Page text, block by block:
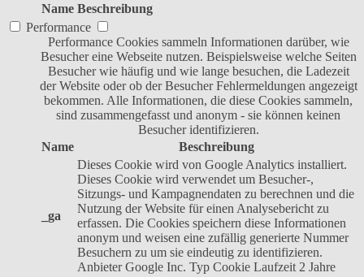
Name Beschreibung
Performance
Performance Cookies sammeln Informationen darüber, wie
Besucher eine Webseite nutzen. Beispielsweise welche Seiten
Besucher wie häufig und wie lange besuchen, die Ladezeit
der Website oder ob der Besucher Fehlermeldungen angezeigt
bekommen. Alle Informationen, die diese Cookies sammeln,
sind zusammengefasst und anonym - sie können keinen
Besucher identifizieren.
Name
Beschreibung
_ga
Dieses Cookie wird von Google Analytics installiert.
Dieses Cookie wird verwendet um Besucher-,
Sitzungs- und Kampagnendaten zu berechnen und die
Nutzung der Website für einen Analysebericht zu
erfassen. Die Cookies speichern diese Informationen
anonym und weisen eine zufällig generierte Nummer
Besuchern zu um sie eindeutig zu identifizieren.
Anbieter Google Inc. Typ Cookie Laufzeit 2 Jahre